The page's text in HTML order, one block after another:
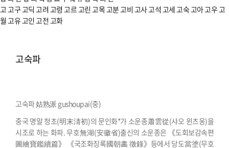
고 고구 고딕 고려 고령 고르 고린 고목 고분 고비 고사 고석 고세 고숙 고아 고우 고
월 고유 고인 고전 고화
고숙파
고숙파 姑熟派 gushoupai(중)
중국 명말 청초(明末淸初)의 문인화*가 소운종蕭雲從(샤오 윈츠옹)을
시조로 하는 화파. 무호無湖(安徽省)출신의 소운종은 《도회보감속편
圖繪寶鑑續篇》 《국조화징록國朝畵 徵錄》등에서 당도當塗(무호